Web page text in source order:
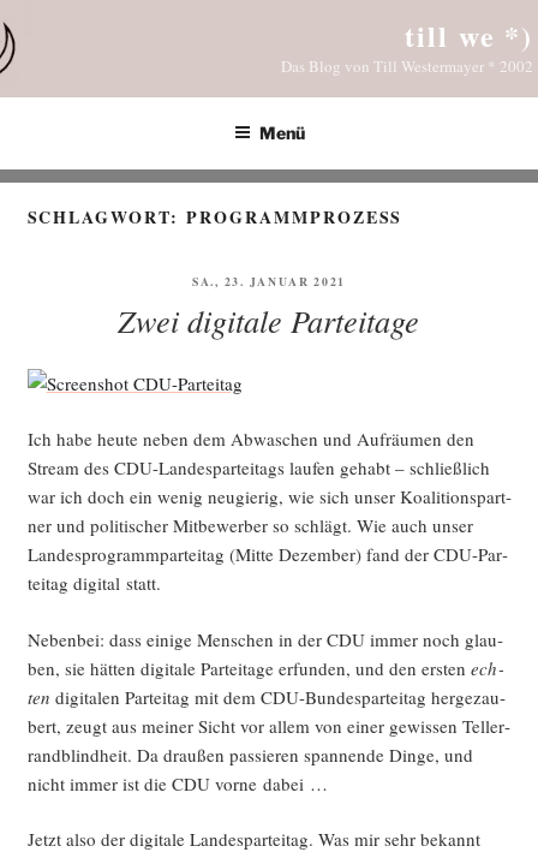
Inhalt
springen
till we *)
Das Blog von Till Westermayer * 2002
Menü
SCHLAGWORT:PROGRAMMPROZESS
VERÖFFENTLICHT
SA., 23. JANUAR 2021
Zwei digitale Parteitage
Ich habe heu­te neben dem Abwa­schen und Auf­räu­men den
Stream des CDU-Lan­des­par­tei­tags lau­fen gehabt – schließ­lich
war ich doch ein wenig neu­gie­rig, wie sich unser Koali­ti­ons­part­
ner und poli­ti­scher Mit­be­wer­ber so schlägt. Wie auch unser
Lan­des­pro­gramm­par­tei­tag (Mit­te Dezem­ber) fand der CDU-Par­
tei­tag digi­tal statt.
Neben­bei: dass eini­ge Men­schen in der CDU immer noch glau­
ben, sie hät­ten digi­ta­le Par­tei­ta­ge erfun­den, und den ers­ten ech­
ten digi­ta­len Par­tei­tag mit dem CDU-Bun­des­par­tei­tag her­ge­zau­
bert, zeugt aus mei­ner Sicht vor allem von einer gewis­sen Tel­ler­
rand­blind­heit. Da drau­ßen pas­sie­ren span­nen­de Din­ge, und
nicht immer ist die CDU vor­ne dabei …
Jetzt also der digi­ta­le Lan­des­par­tei­tag. Was mir sehr bekannt